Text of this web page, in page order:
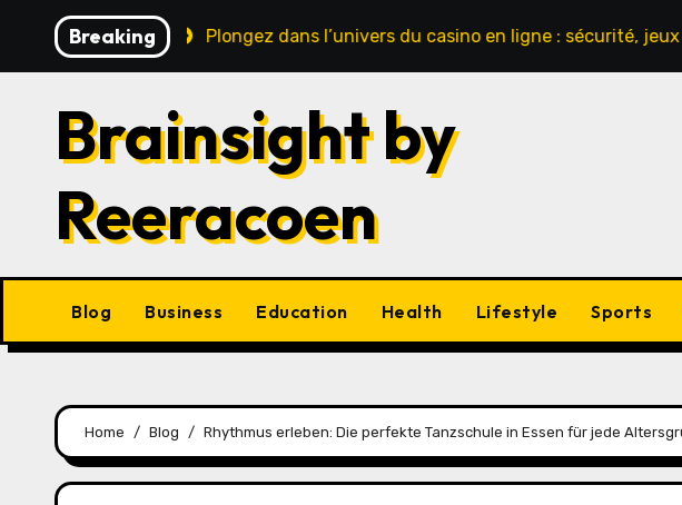
content
Breaking
sécurité Plongez dans l’univers du casino en ligne : sécurité, jeux et
Brainsight by
Reeracoen
Blog Business Education Health Lifestyle Sports
Home Blog Rhythmus erleben: Die perfekte Tanzschule in Essen für jede